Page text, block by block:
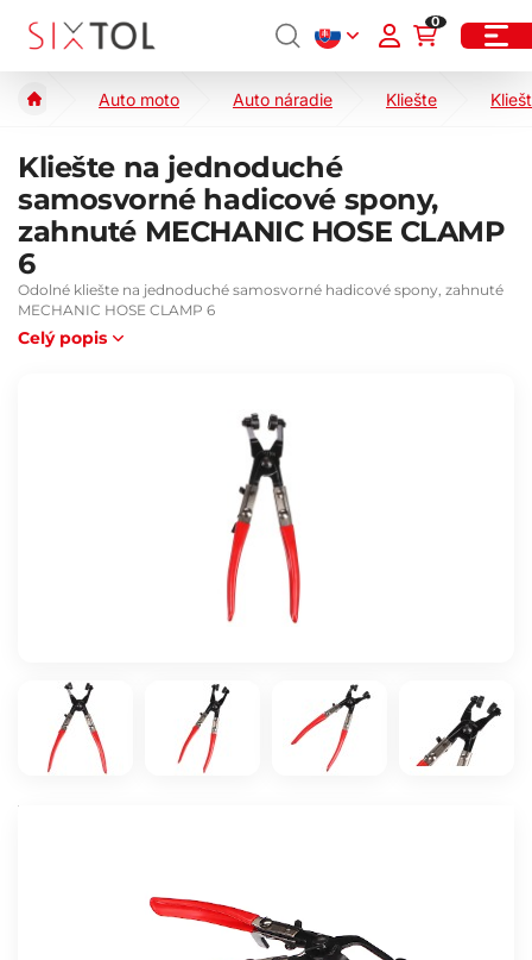
0
Auto moto Auto náradie Kliešte
Kliešte na jednoduché
samosvorné hadicové spony,
zahnuté MECHANIC HOSE CLAMP
6
Odolné kliešte na jednoduché samosvorné hadicové spony, zahnuté
MECHANIC HOSE CLAMP 6
Celý popis